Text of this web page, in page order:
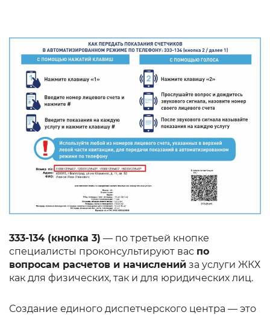
333-134 (кнопка 3) — по третьей кнопке
специалисты проконсультируют вас по
вопросам расчетов и начислений за услуги ЖКХ
как для физических, так и для юридических лиц.
Создание единого диспетчерского центра — это